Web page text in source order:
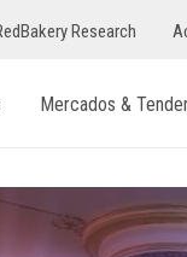
Research
Mercados &